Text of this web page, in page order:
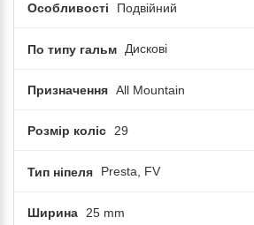
Особливості Подвійний
По типу гальм Дискові
Призначення All Mountain
Розмір коліс 29
Тип ніпеля Presta, FV
Ширина 25 mm